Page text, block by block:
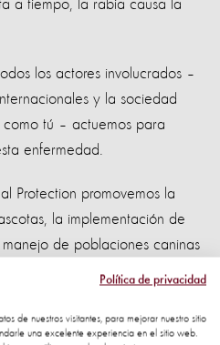
a tiempo, la rabia causa la
los actores involucrados –
y la sociedad
tú – actuemos para
enfermedad.
Protection promovemos la
la implementación de
de poblaciones caninas
para prevenir
niños. Esto pues el 40% de
perros en apariencia con
Política de privacidad
de nuestros visitantes, para mejorar nuestro sitio
una excelente experiencia en el sitio web.